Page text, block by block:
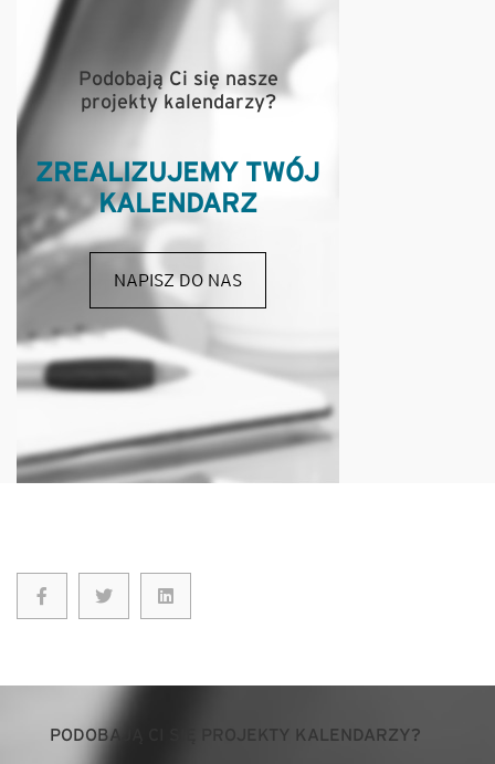
Podobają Ci się nasze
projekty kalendarzy?
ZREALIZUJEMY TWÓJ
KALENDARZ
NAPISZ DO NAS
PODOBAJĄ CI SIĘ PROJEKTY KALENDARZY?